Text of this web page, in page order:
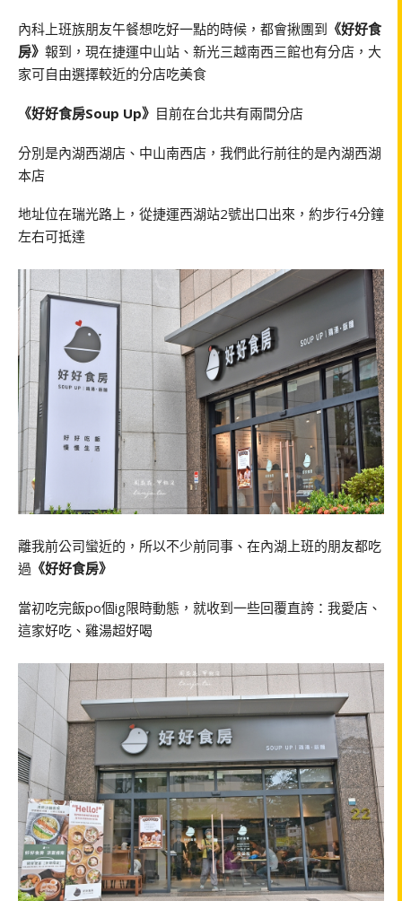
內科上班族朋友午餐想吃好一點的時候，都會揪團到 《好好食
房》 報到，現在捷運中山站、新光三越南西三館也有分店，大
家可自由選擇較近的分店吃美食
《好好食房Soup Up》 目前在台北共有兩間分店
分別是內湖西湖店、中山南西店，我們此行前往的是內湖西湖
本店
地址位在瑞光路上，從捷運西湖站2號出口出來，約步行4分鐘
左右可抵達
離我前公司蠻近的，所以不少前同事、在內湖上班的朋友都吃
過 《好好食房》
當初吃完飯po個ig限時動態，就收到一些回覆直誇：我愛店、
這家好吃、雞湯超好喝